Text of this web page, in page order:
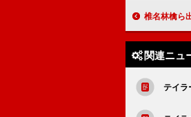
椎名林檎ら出演【
関連ニュ
テイラ